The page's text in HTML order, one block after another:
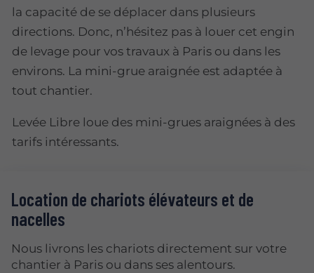
la capacité de se déplacer dans plusieurs
directions. Donc, n’hésitez pas à louer cet engin
de levage pour vos travaux à Paris ou dans les
environs. La mini-grue araignée est adaptée à
tout chantier.
Levée Libre loue des mini-grues araignées à des
tarifs intéressants.
Location de chariots élévateurs et de
nacelles
Nous livrons les chariots directement sur votre
chantier à Paris ou dans ses alentours.